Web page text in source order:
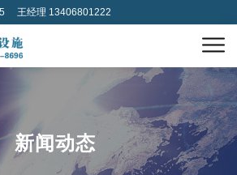
王经理 13406801222
新闻动态